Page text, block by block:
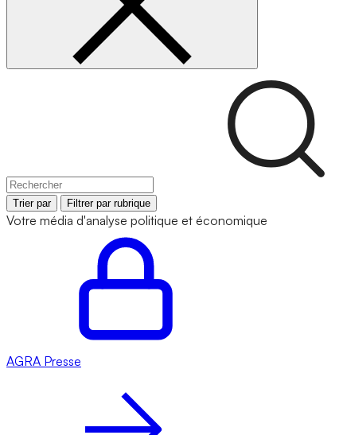
Trier par Filtrer par rubrique
Votre média d'analyse politique et économique
AGRA Presse